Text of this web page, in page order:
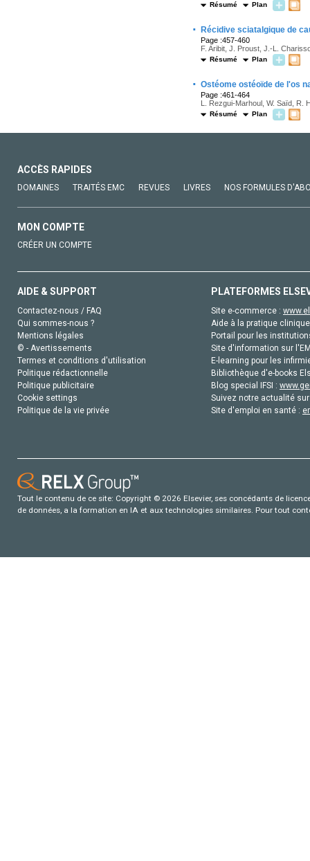
Résumé Plan
· Récidive sciatalgique de
Page :457-460
F. Aribit, J. Proust, J.-L.
Résumé Plan
· Ostéome ostéoïde de l'os
Page :461-464
L. Rezgui-Marhoul, W. Saïd, R.
Résumé Plan
ACCÈS RAPIDES
DOMAINES TRAITÉS EMC REVUES LIVRES NOS FORMULES
MON COMPTE
CRÉER UN COMPTE
AIDE & SUPPORT
Contactez-nous / FAQ
Qui sommes-nous ?
Mentions légales
© - Avertissements
Termes et conditions d'utilisation
Politique rédactionnelle
Politique publicitaire
Cookie settings
Politique de la vie privée
PLATEFORMES
Site e-commerce :
Aide à la pratique
Portail pour les
Site d'information sur
E-learning pour les
Bibliothèque d'e-books
Blog special IFSI :
Suivez notre actualité
Site d'emploi en santé :
Tout le contenu de ce site: Copyright © 2026 Elsevier, ses concédants de
de données, a la formation en IA et aux technologies similaires. Pour tout